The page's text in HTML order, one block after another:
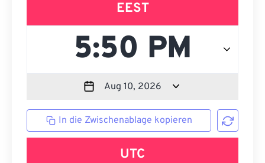
EEST
In die Zwischenablage kopieren
UTC